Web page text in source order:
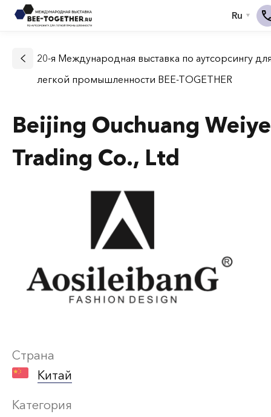
20-я Международная выставка по аутсорсингу
легкой промышленности BEE-TOGETHER
Beijing Ouchuang Weiye
Trading Co., Ltd
Страна
Китай
Категория